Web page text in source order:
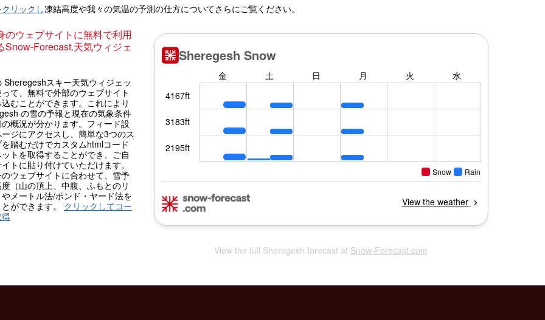
リックし凍結高度や我々の気温の予測の仕方についてさらにご覧ください。
のウェブサイトに無料で利用
Snow-Forecast.天気ウィジェ
Sheregeshスキー天気ウィジェッ
て、無料で外部のウェブサイト
むことができます。これにより
の雪の予報と現在の気象条件
概況が分かります。フィード設
ジにアクセスし、簡単な3つのス
踏むだけでカスタムhtmlコード
トを取得することができ、ご自
トに貼り付けていただけます。
ウェブサイトに合わせて、雪予
（山の頂上、中腹、ふもとのリ
メートル法/ポンド・ヤード法を
ができます。 クリックしてコー
View the full Sheregesh forecast at Snow-Forecast.com